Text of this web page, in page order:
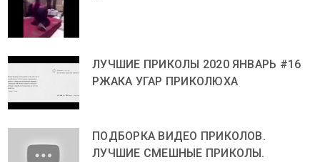
ЛУЧШИЕ ПРИКОЛЫ 2020 ЯНВАРЬ #16
РЖАКА УГАР ПРИКОЛЮХА
ПОДБОРКА ВИДЕО ПРИКОЛОВ.
ЛУЧШИЕ СМЕШНЫЕ ПРИКОЛЫ.